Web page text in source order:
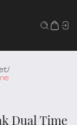
/
Dual Time